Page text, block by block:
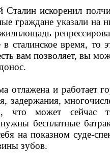
Сталин искоренил
граждане указали на
сталинское время, то
вам позволяет, вы
отлажена и работает
задержания,
что может сейчас
бесплатные
на показном суде-
зубов.